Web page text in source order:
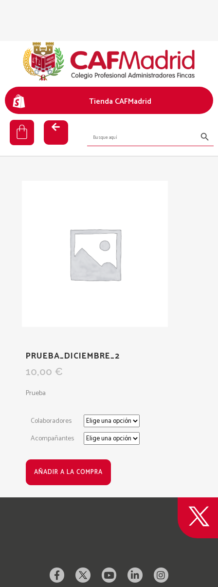
Tienda CAFMadrid
PRUEBA_DICIEMBRE_2
10,00 €
Prueba
Colaboradores
Acompañantes
AÑADIR A LA COMPRA